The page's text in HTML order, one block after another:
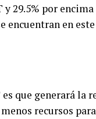
29.5% por
encuentran en
que generará la
recursos